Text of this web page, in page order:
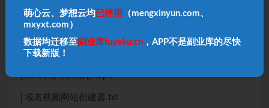
│05-通过此链接以巨大折扣加入NameSnagger.txt
│06-在Afternic上出售你的域名.mp4
│07-在Dan上出售你的域名.mp4.mp4
│08-转移你的域名.mp4
│域名视频网站创建器.txt
萌心云、梦想云均 已停用
（mengxinyun.com、
mxyxt.com）
数据均迁移至副业库fuyeku.cn ，APP不是副业库的尽快
下载新版！